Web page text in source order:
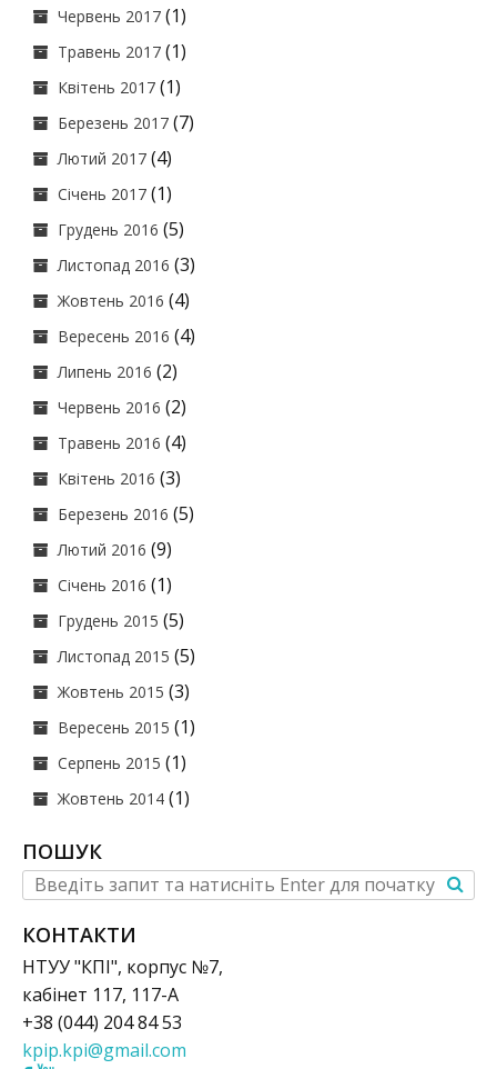
Червень 2017 (1)
Травень 2017 (1)
Квітень 2017 (1)
Березень 2017 (7)
Лютий 2017 (4)
Січень 2017 (1)
Грудень 2016 (5)
Листопад 2016 (3)
Жовтень 2016 (4)
Вересень 2016 (4)
Липень 2016 (2)
Червень 2016 (2)
Травень 2016 (4)
Квітень 2016 (3)
Березень 2016 (5)
Лютий 2016 (9)
Січень 2016 (1)
Грудень 2015 (5)
Листопад 2015 (5)
Жовтень 2015 (3)
Вересень 2015 (1)
Серпень 2015 (1)
Жовтень 2014 (1)
ПОШУК
КОНТАКТИ
НТУУ "КПІ", корпус №7,
кабінет 117, 117-А
+38 (044) 204 84 53
kpip.kpi@gmail.com